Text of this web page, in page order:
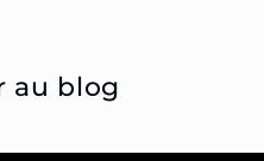
au blog